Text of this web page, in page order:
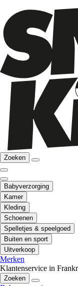
Zoeken
Babyverzorging
Kamer
Kleding
Schoenen
Spelletjes & speelgoed
Buiten en sport
Uitverkoop
Merken
Klantenservice in
Zoeken